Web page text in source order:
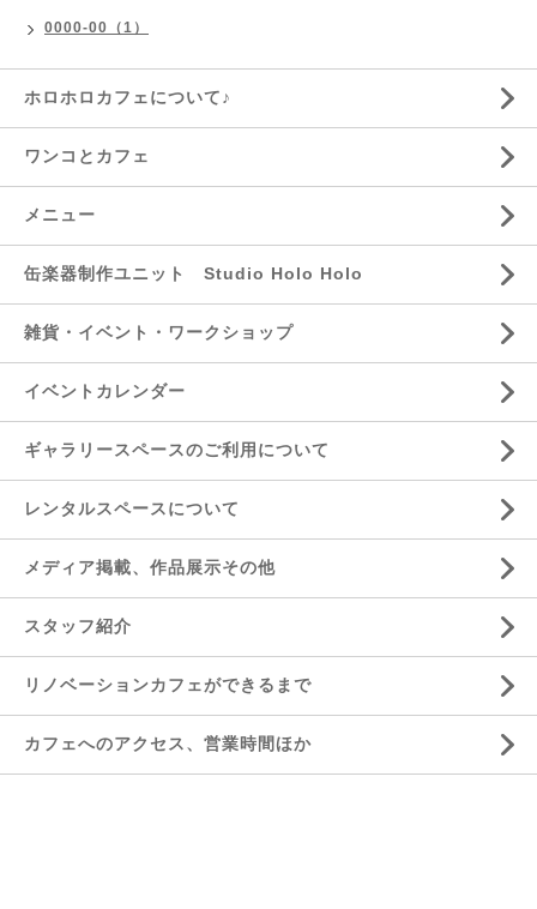
0000-00（1）
ホロホロカフェについて♪
ワンコとカフェ
メニュー
缶楽器制作ユニット Studio Holo Holo
雑貨・イベント・ワークショップ
イベントカレンダー
ギャラリースペースのご利用について
レンタルスペースについて
メディア掲載、作品展示その他
スタッフ紹介
リノベーションカフェができるまで
カフェへのアクセス、営業時間ほか